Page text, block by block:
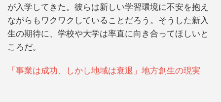
が入学してきた。彼らは新しい学習環境に不安を抱え
ながらもワクワクしていることだろう。そうした新入
生の期待に、学校や大学は率直に向き合ってほしいと
ころだ。
「事業は成功、しかし地域は衰退」地方創生の現実